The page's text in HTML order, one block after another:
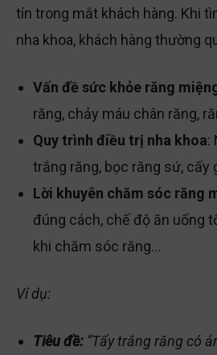
tín trong mắt khách hàng. Khi
nha khoa, khách hàng thường
Vấn đề sức khỏe răng
răng, chảy máu chân răng,
Quy trình điều trị nha khoa:
trắng răng, bọc răng sứ, cấy
Lời khuyên chăm sóc răng
đúng cách, chế độ ăn uống
khi chăm sóc răng…
Ví dụ:
Tiêu đề: “Tẩy trắng răng có